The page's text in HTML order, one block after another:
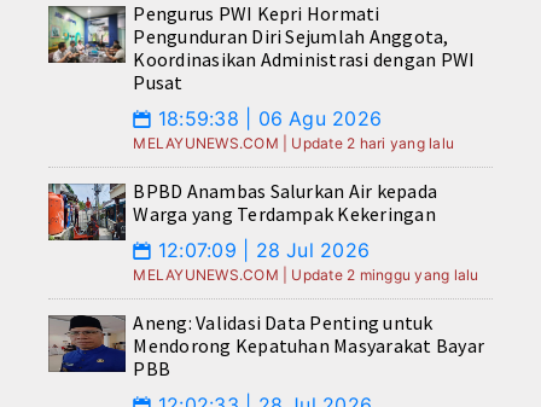
Pengurus PWI Kepri Hormati
Pengunduran Diri Sejumlah Anggota,
Koordinasikan Administrasi dengan PWI
Pusat
📅 18:59:38 | 06 Agu 2026
MELAYUNEWS.COM | Update 2 hari yang lalu
BPBD Anambas Salurkan Air kepada
Warga yang Terdampak Kekeringan
📅 12:07:09 | 28 Jul 2026
MELAYUNEWS.COM | Update 2 minggu yang lalu
Aneng: Validasi Data Penting untuk
Mendorong Kepatuhan Masyarakat Bayar
PBB